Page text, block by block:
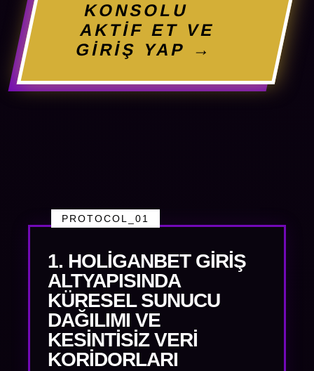
KONSOLU
AKTİF ET VE
GİRİŞ YAP →
PROTOCOL_01
1. HOLIGANBET GIRIŞ
ALTYAPISINDA
KÜRESEL SUNUCU
DAĞILIMI VE
KESINTISIZ VERI
KORIDORLARI